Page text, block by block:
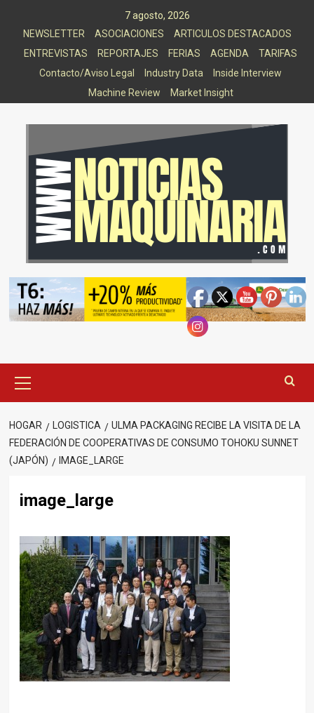
7 agosto, 2026
NEWSLETTER
ASOCIACIONES
ARTICULOS DESTACADOS
ENTREVISTAS
REPORTAJES FERIAS AGENDA
TARIFAS
Contacto/Aviso Legal
Industry Data
Inside Interview
Machine Review
Market Insight
principal
HOGAR LOGISTICA
ULMA PACKAGING RECIBE LA VISITA DE LA
FEDERACIÓN DE COOPERATIVAS DE CONSUMO TOHOKU SUNNET
(JAPÓN)
IMAGE_LARGE
image_large